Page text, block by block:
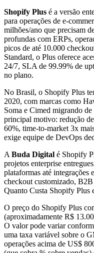
Shopify Plus é a versão
para operações de e-
milhões/ano que precisam
profundas com ERPs,
picos de até 10.000
Standard, o Plus oferece
24/7, SLA de 99.99% de
no plano.
No Brasil, o Shopify Plus
2020, com marcas como
Soma e Cimed migrando
principal motivo: redução
60%, time-to-market 3x
exige equipe de DevOps
A Buda Digital é Shopify
projetos enterprise
plataformas até integrações
checkout customizado, B2B
Quanto Custa Shopify Plus
O preço do Shopify Plus
(aproximadamente R$
O valor pode variar
uma taxa variável sobre o
operações acima de US$